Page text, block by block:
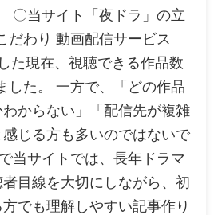
〇当サイト「夜ドラ」の立
だわり 動画配信サービス
た現在、視聴できる作品数
した。 一方で、「どの作品
からない」「配信先が複雑
じる方も多いのではないで
当サイトでは、長年ドラマ
目線を大切にしながら、初
でも理解しやすい記事作り